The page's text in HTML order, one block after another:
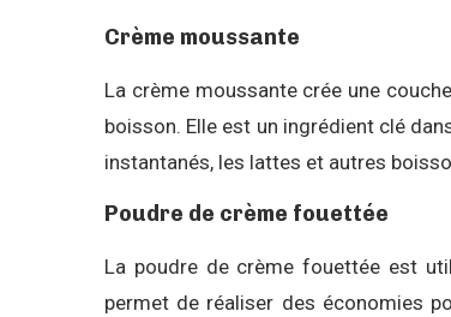
Crème moussante
La crème moussante crée une
boisson. Elle est un ingrédient clé
instantanés, les lattes et autres
Poudre de crème fouettée
La poudre de crème fouettée est
permet de réaliser des économies